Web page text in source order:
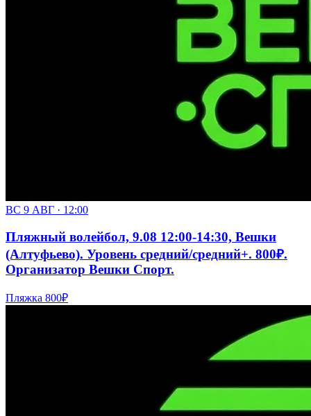
ВС 9 АВГ · 12:00
Пляжный волейбол, 9.08 12:00-14:30, Вешки
(Алтуфьево). Уровень средний/средний+. 800₽.
Организатор Вешки Спорт.
Пляжка 800₽